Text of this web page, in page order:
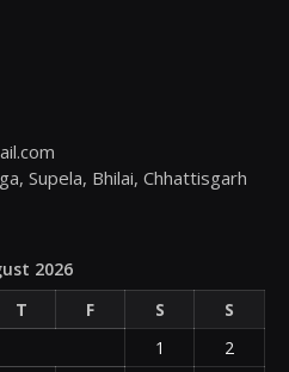
Supela, Bhilai, Chhattisgarh
2026
T F S
S
1
2